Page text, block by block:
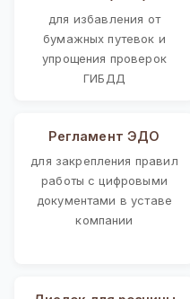
для избавления от
бумажных путевок и
упрощения проверок
ГИБДД
Регламент ЭДО
для закрепления правил
работы с цифровыми
документами в уставе
компании